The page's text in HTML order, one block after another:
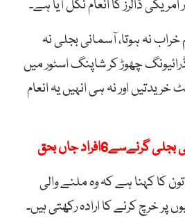
خراب نہ ہوتا، آسمانی بجلی نہ
چھوڑ کر شاپنگ اسٹور میں
خریدتیں اور نہ ہی انہیں یہ انعام
جاں بحق
کا کہنا ہے کہ وہ ملنے والی
پر خرچ کرنے کا ارادہ رکھتی ہیں۔